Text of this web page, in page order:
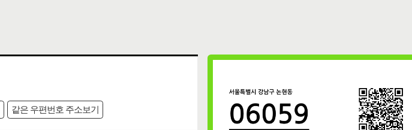
같은 우편번호 주소보기